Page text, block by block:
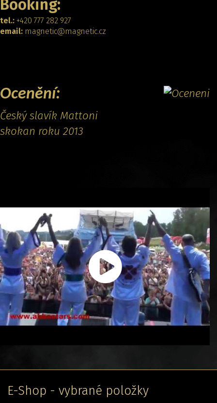
Booking:
tel.: +420 777 282 927
email: magnetic@magnetic.cz
Ocenění:
Český slavík Mattoni
skokan roku 2013
E-Shop - vybrané položky